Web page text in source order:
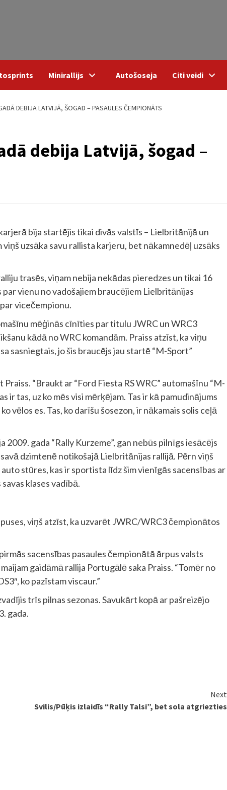
Minirallijs Autošoseja Citi veidi
DEBIJA LATVIJĀ, ŠOGAD – PASAULES ČEMPIONĀTS
debija Latvijā, šogad –
bija startējis tikai divās valstīs – Lielbritānijā un
uzsāka savu rallista karjeru, bet nākamnedēļ uzsāks
trasēs, viņam nebija nekādas pieredzes un tikai 16
par vienu no vadošajiem braucējiem Lielbritānijas
vicečempionu.
mēģinās cīnīties par titulu JWRC un WRC3
kādā no WRC komandām. Praiss atzīst, ka viņu
sasniegtais, jo šis braucējs jau startē “M-Sport”
“Braukt ar “Ford Fiesta RS WRC” automašīnu “M-
ir tas, uz ko mēs visi mērķējam. Tas ir kā pamudinājums
vēlos es. Tas, ko darīšu šosezon, ir nākamais solis ceļā
gada “Rally Kurzeme”, gan nebūs pilnīgs iesācējs
dzimtenē notikošajā Lielbritānijas rallijā. Pērn viņš
stūres, kas ir sportista līdz šim vienīgās sacensības ar
klases vadībā.
viņš atzīst, ka uzvarēt JWRC/WRC3 čempionātos
sacensības pasaules čempionātā ārpus valsts
gaidāmā rallija Portugālē saka Praiss. “Tomēr no
ko pazīstam viscaur.”
trīs pilnas sezonas. Savukārt kopā ar pašreizējo
gada.
Next
Svilis/Pūķis izlaidīs “Rally Talsi”, bet sola atgriezties